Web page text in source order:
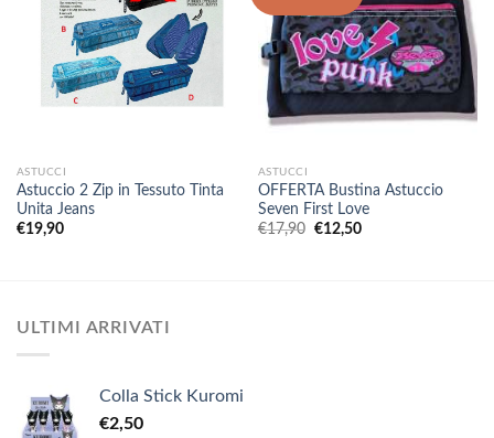
ASTUCCI
Astuccio 2 Zip in Tessuto Tinta
Unita Jeans
€19,90
ASTUCCI
OFFERTA Bustina Astuccio
Seven First Love
€17,90 Il
€12,50Il
ULTIMI ARRIVATI
Colla Stick Kuromi
€2,50